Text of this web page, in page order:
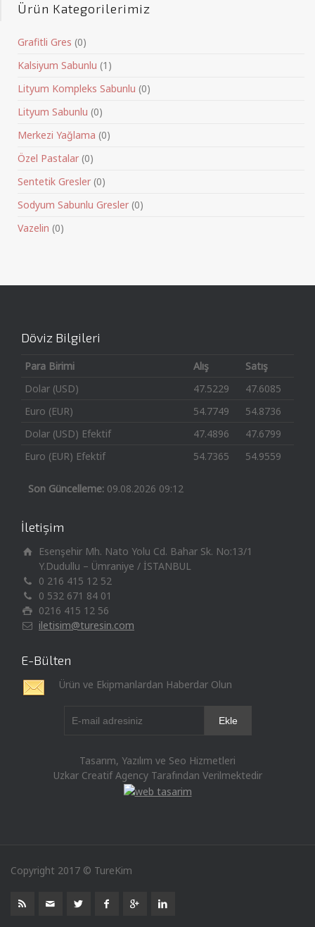
Ürün Kategorilerimiz
Grafitli Gres (0)
Kalsiyum Sabunlu (1)
Lityum Kompleks Sabunlu (0)
Lityum Sabunlu (0)
Merkezi Yağlama (0)
Özel Pastalar (0)
Sentetik Gresler (0)
Sodyum Sabunlu Gresler (0)
Vazelin (0)
Döviz Bilgileri
Para Birimi Alış
Satış
Dolar (USD)
47.5229
47.6085
Euro (EUR)
54.7749
54.8736
Dolar (USD) Efektif
47.4896
47.6799
Euro (EUR) Efektif
54.7365 54.9559
Son Güncelleme: 09.08.2026 09:12
İletişim
Esenşehir Mh. Nato Yolu Cd. Bahar Sk. No:13/1
Y.Dudullu – Ümraniye / İSTANBUL
0 216 415 12 52
0 532 671 84 01
0216 415 12 56
iletisim@turesin.com
E-Bülten
Ürün ve Ekipmanlardan Haberdar Olun
Tasarım, Yazılım ve Seo Hizmetleri
Uzkar Creatif Agency Tarafından Verilmektedir
Copyright 2017 © TureKim